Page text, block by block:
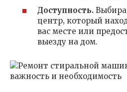
Доступность.
центр‚ который
вас месте или
выезду на дом.